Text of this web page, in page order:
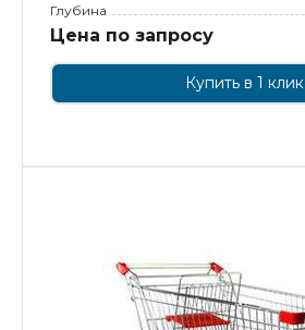
Глубина
Цена по запросу
Купить в 1 клик